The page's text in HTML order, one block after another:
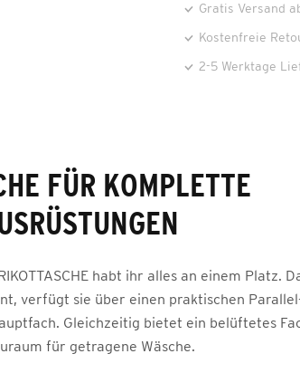
Gratis Versand
Kostenfreie
2-5 Werktage
FÜR KOMPLETTE T
habt ihr alles an einem Platz.
verfügt sie über einen praktischen
Gleichzeitig bietet ein belüftetes
für getragene Wäsche.